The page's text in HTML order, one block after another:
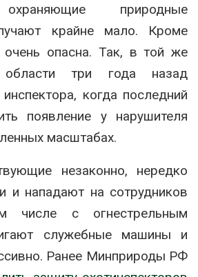
природные
крайне мало. Кроме
очень опасна. Так, в той же
области три года назад
когда последний
появление у нарушителя
масштабах.
незаконно, нередко
и нападают на сотрудников
числе с огнестрельным
служебные машины и
Ранее Минприроды РФ